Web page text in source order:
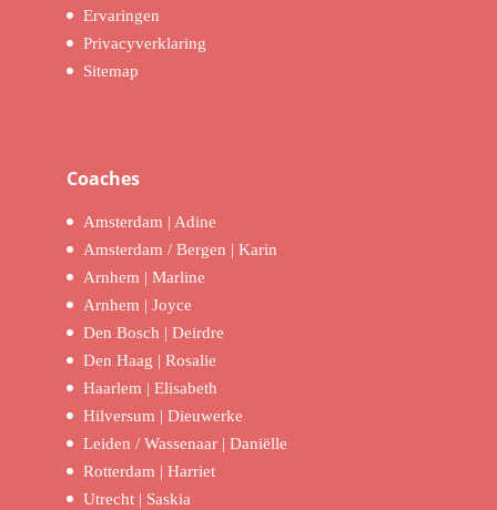
Ervaringen
Privacyverklaring
Sitemap
Coaches
Amsterdam | Adine
Amsterdam / Bergen | Karin
Arnhem | Marline
Arnhem | Joyce
Den Bosch | Deirdre
Den Haag | Rosalie
Haarlem | Elisabeth
Hilversum | Dieuwerke
Leiden / Wassenaar | Daniëlle
Rotterdam | Harriet
Utrecht | Saskia